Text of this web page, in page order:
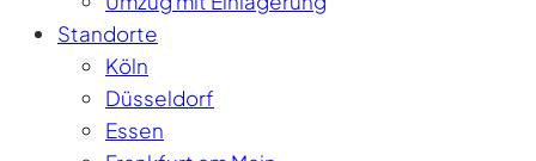
Standorte
Köln
Düsseldorf
Essen